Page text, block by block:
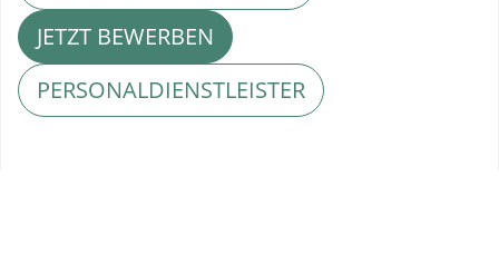
JETZT BEWERBEN
PERSONALDIENSTLEISTER